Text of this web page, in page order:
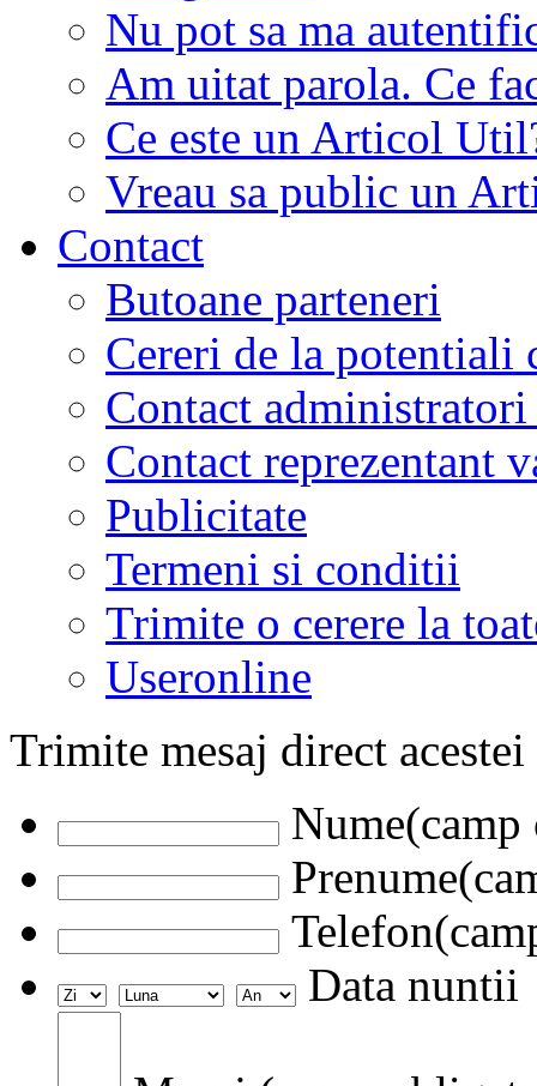
Nu pot sa ma
Am uitat parola. Ce
Ce este un Articol
Vreau sa public un
Contact
Butoane parteneri
Cereri de la potentiali
Contact
Contact reprezentant
Publicitate
Termeni si conditii
Trimite o cerere la
Useronline
Trimite mesaj direct
Data nuntii